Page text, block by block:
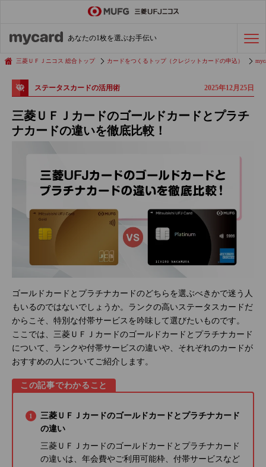
あなたの1枚を選ぶお手伝い
会社経費の支払い 効率化術
三菱ＵＦＪニコス 総合トップ カードをつくるトップ（クレジットカードの申込）
ステータスカードの活用術 2025年12月25日
三菱ＵＦＪカードのゴールドカードとプラチ
ナカードの違いを徹底比較！
ゴールドカードとプラチナカードのどちらを選ぶべきかで迷う人
もいるのではないでしょうか。ランクの高いステータスカードだ
からこそ、特別な付帯サービスを吟味して選びたいものです。
ここでは、三菱ＵＦＪカードのゴールドカードとプラチナカード
について、ランクや付帯サービスの違いや、それぞれのカードが
おすすめの人についてご紹介します。
この記事でわかること
三菱ＵＦＪカードのゴールドカードとプラチナカード
の違い
三菱ＵＦＪカードのゴールドカードとプラチナカード
の違いは、年会費やご利用可能枠、付帯サービスなど